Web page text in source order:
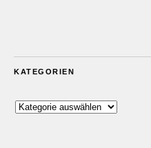
KATEGORIEN
Kategorien